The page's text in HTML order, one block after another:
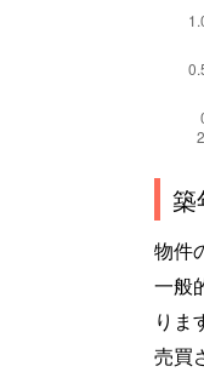
築
物件
一般
りま
売買